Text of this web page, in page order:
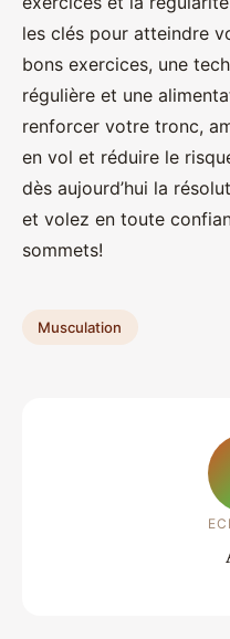
les clés pour atteindre
bons exercices, une
régulière et une
renforcer votre tronc,
en vol et réduire le
dès aujourd’hui la
et volez en toute
sommets!
Musculation